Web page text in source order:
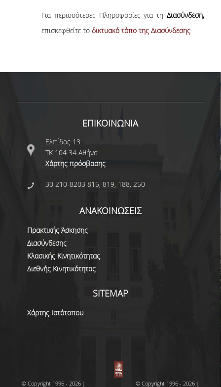
Για περισσότερες Πληροφορίες για τηΔιασύνδεση,
επισκεφθείτε το δικτυακό τόπο της Διασύνδεσης
ΕΠΙΚΟΙΝΩΝΙΑ
Ελπίδος 13
ΤΚ 104 34 Αθήνα
Χάρτης πρόσβασης
30 210-8203 815, 819, 188, 250
ΑΝΑΚΟΙΝΩΣΕΙΣ
Πρακτικής Άσκησης
Διασύνδεσης
Κλασικής Κινητικότητας
Διεθνής Κινητικότητας
SITEMAP
Χάρτης Ιστότοπου
© Copyright 1996 - 2026 | © Copyright 1996 - 2026 |